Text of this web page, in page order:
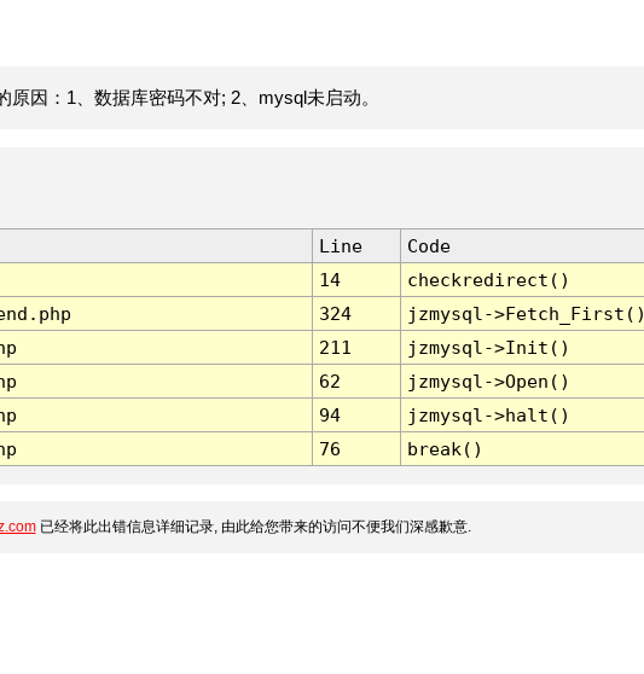
因：1、数据库密码不对; 2、mysql未启动。
Line
Code
14
checkredirect()
324
jzmysql-
211
jzmysql->Init()
62
jzmysql->Open()
94
jzmysql->halt()
76 break()
已经将此出错信息详细记录, 由此给您带来的访问不便我们深感歉意.